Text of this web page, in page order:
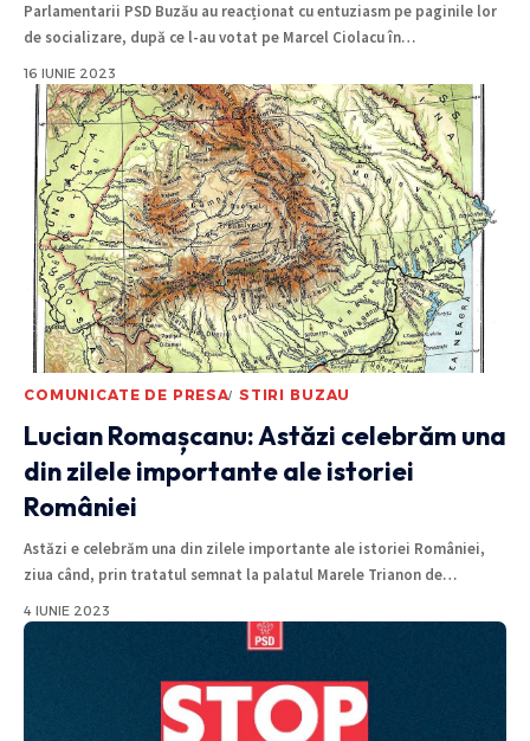
Parlamentarii PSD Buzău au reacționat cu entuziasm pe paginile lor
de socializare, după ce l-au votat pe Marcel Ciolacu în…
16 IUNIE 2023
COMUNICATE DE PRESA STIRI BUZAU
Lucian Romașcanu: Astăzi celebrăm una
din zilele importante ale istoriei
României
Astăzi e celebrăm una din zilele importante ale istoriei României,
ziua când, prin tratatul semnat la palatul Marele Trianon de…
4 IUNIE 2023